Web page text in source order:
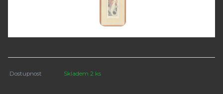
Dostupnost Skladem 2 ks